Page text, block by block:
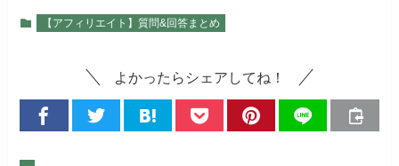
【アフィリエイト】質問&回答まとめ
よかったらシェアしてね！